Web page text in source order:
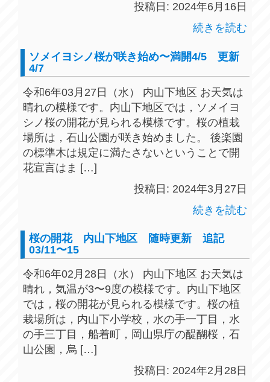
投稿日: 2024年6月16日
続きを読む
ソメイヨシノ桜が咲き始め〜満開4/5 更新
4/7
令和6年03月27日（水） 内山下地区 お天気は
晴れの模様です。内山下地区では，ソメイヨ
シノ桜の開花が見られる模様です。桜の植栽
場所は，石山公園が咲き始めました。 後楽園
の標準木は規定に満たさないということで開
花宣言はま […]
投稿日: 2024年3月27日
続きを読む
桜の開花 内山下地区 随時更新 追記
03/11〜15
令和6年02月28日（水） 内山下地区 お天気は
晴れ，気温が3〜9度の模様です。内山下地区
では，桜の開花が見られる模様です。桜の植
栽場所は，内山下小学校，水の手一丁目，水
の手三丁目，船着町，岡山県庁の醍醐桜，石
山公園，烏 […]
投稿日: 2024年2月28日